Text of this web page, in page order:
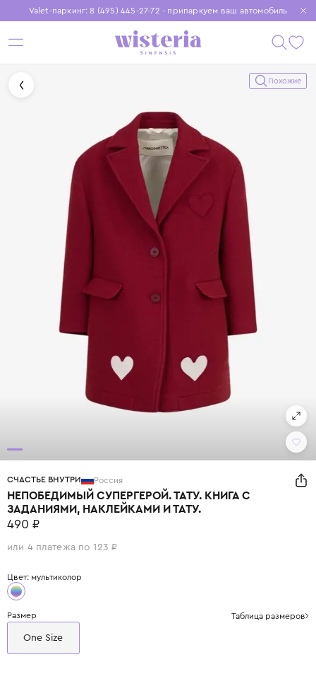
Valet-паркинг: 8 (495) 445-27-72 - припаркуем ваш автомобиль
Бесплатная доставка при заказе от 15 000 ₽
Установите приложение, чтобы покупки были еще удобнее
Похожие
СЧАСТЬЕ ВНУТРИ Россия
НЕПОБЕДИМЫЙ СУПЕРГЕРОЙ. ТАТУ. КНИГА С
ЗАДАНИЯМИ, НАКЛЕЙКАМИ И ТАТУ.
490 ₽
или 4 платежа по 123 ₽
Цвет: мультиколор
Размер Таблица размеров
One Size